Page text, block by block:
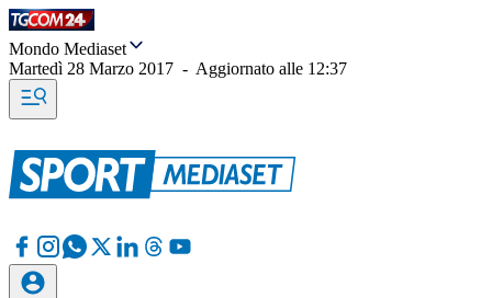
Mondo Mediaset
Martedì 28 Marzo 2017 - Aggiornato alle 12:37